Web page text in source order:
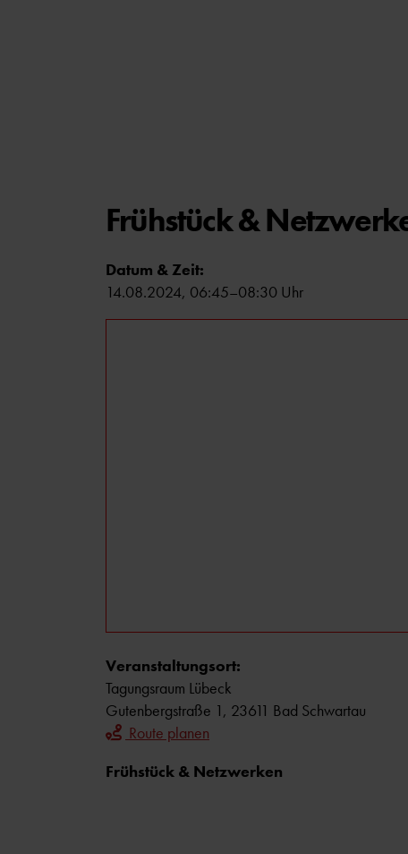
Frühstück &
Datum & Zeit:
14.08.2024, 06:45–08:30 Uhr
Veranstaltungsort:
Tagungsraum Lübeck
Gutenbergstraße 1, 23611 Bad Schwartau
Route planen
Frühstück & Netzwerken